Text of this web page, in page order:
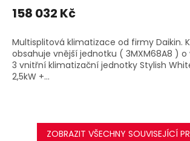
158 032 Kč
Multisplitová klimatizace od firmy Daikin.
obsahuje vnější jednotku ( 3MXM68A8 ) o
3 vnitřní klimatizační jednotky Stylish
2,5kW +...
ZOBRAZIT VŠECHNY SOUVISEJÍCÍ